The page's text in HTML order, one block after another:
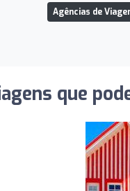
Agências de
que